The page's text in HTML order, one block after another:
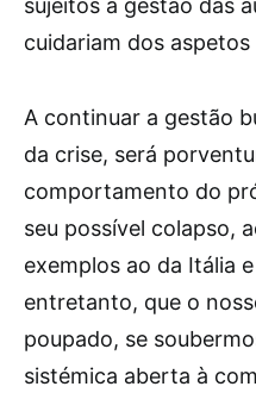
sujeitos à gestão das
cuidariam dos
A continuar a gestão
da crise, será
comportamento do
seu possível colapso,
exemplos ao da Itália
entretanto, que o
poupado, se
sistémica aberta à